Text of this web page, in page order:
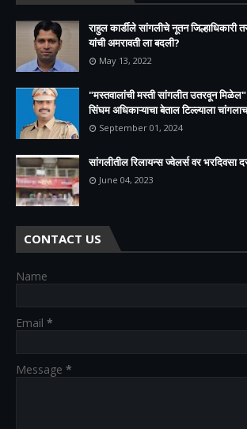
राहुल कार्डीले सांगलीचे नूतन जिल्हाधिकारी
यांची अमरावती ला बदली?
May 13, 2022
"मस्तवालांची मस्ती सांगलीत उतरवून मिळेल"
सिंघम अधिकाऱ्याचा बेताल टिल्ल्याला
September 01, 2024
सांगलीतील रिलायन्स ज्वेलर्स वर भरदिवसा
June 04, 2023
CONTACT US
Name
Email *
Message *